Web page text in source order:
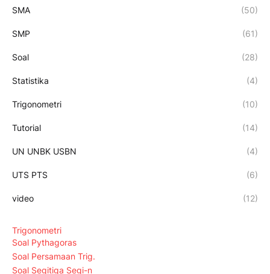
SMA (50)
SMP (61)
Soal (28)
Statistika (4)
Trigonometri (10)
Tutorial (14)
UN UNBK USBN (4)
UTS PTS (6)
video (12)
Trigonometri
Soal Pythagoras
Soal Persamaan Trig.
Soal Segitiga Segi-n